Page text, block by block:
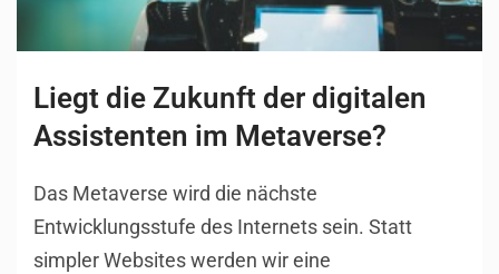
Liegt die Zukunft der digitalen
Assistenten im Metaverse?
Das Metaverse wird die nächste
Entwicklungsstufe des Internets sein. Statt
simpler Websites werden wir eine